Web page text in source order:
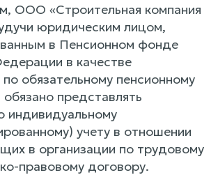
ООО «Строительная компания
юридическим лицом,
в Пенсионном фонде
в качестве
по обязательному пенсионному
представлять
индивидуальному
учету в отношении
в организации по трудовому
правовому договору.